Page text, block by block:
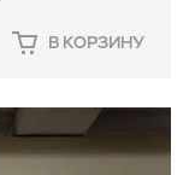
В КОРЗИНУ